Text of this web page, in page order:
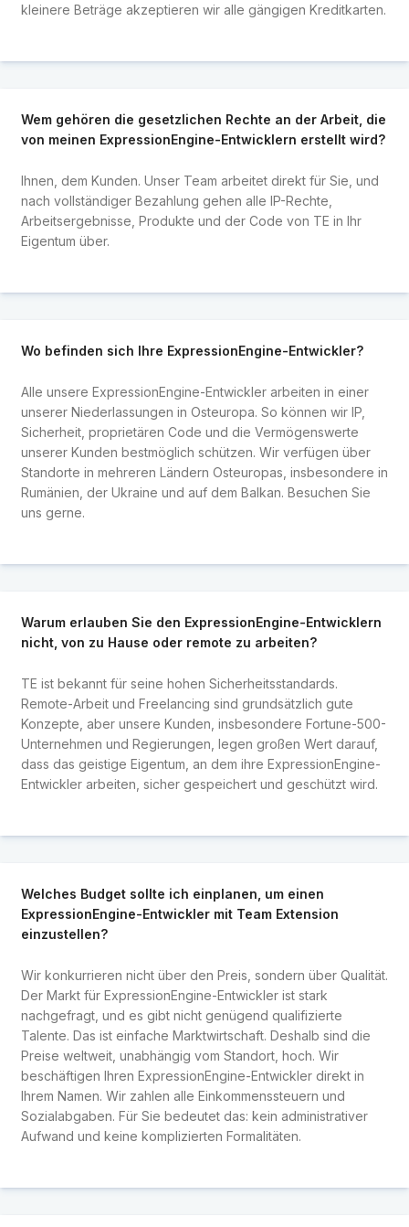
kleinere Beträge akzeptieren wir alle gängigen Kreditkarten.
Wem gehören die gesetzlichen Rechte an der Arbeit, die
von meinen ExpressionEngine-Entwicklern erstellt wird?
Ihnen, dem Kunden. Unser Team arbeitet direkt für Sie, und
nach vollständiger Bezahlung gehen alle IP-Rechte,
Arbeitsergebnisse, Produkte und der Code von TE in Ihr
Eigentum über.
Wo befinden sich Ihre ExpressionEngine-Entwickler?
Alle unsere ExpressionEngine-Entwickler arbeiten in einer
unserer Niederlassungen in Osteuropa. So können wir IP,
Sicherheit, proprietären Code und die Vermögenswerte
unserer Kunden bestmöglich schützen. Wir verfügen über
Standorte in mehreren Ländern Osteuropas, insbesondere in
Rumänien, der Ukraine und auf dem Balkan. Besuchen Sie
uns gerne.
Warum erlauben Sie den ExpressionEngine-Entwicklern
nicht, von zu Hause oder remote zu arbeiten?
TE ist bekannt für seine hohen Sicherheitsstandards.
Remote-Arbeit und Freelancing sind grundsätzlich gute
Konzepte, aber unsere Kunden, insbesondere Fortune-500-
Unternehmen und Regierungen, legen großen Wert darauf,
dass das geistige Eigentum, an dem ihre ExpressionEngine-
Entwickler arbeiten, sicher gespeichert und geschützt wird.
Welches Budget sollte ich einplanen, um einen
ExpressionEngine-Entwickler mit Team Extension
einzustellen?
Wir konkurrieren nicht über den Preis, sondern über Qualität.
Der Markt für ExpressionEngine-Entwickler ist stark
nachgefragt, und es gibt nicht genügend qualifizierte
Talente. Das ist einfache Marktwirtschaft. Deshalb sind die
Preise weltweit, unabhängig vom Standort, hoch. Wir
beschäftigen Ihren ExpressionEngine-Entwickler direkt in
Ihrem Namen. Wir zahlen alle Einkommenssteuern und
Sozialabgaben. Für Sie bedeutet das: kein administrativer
Aufwand und keine komplizierten Formalitäten.